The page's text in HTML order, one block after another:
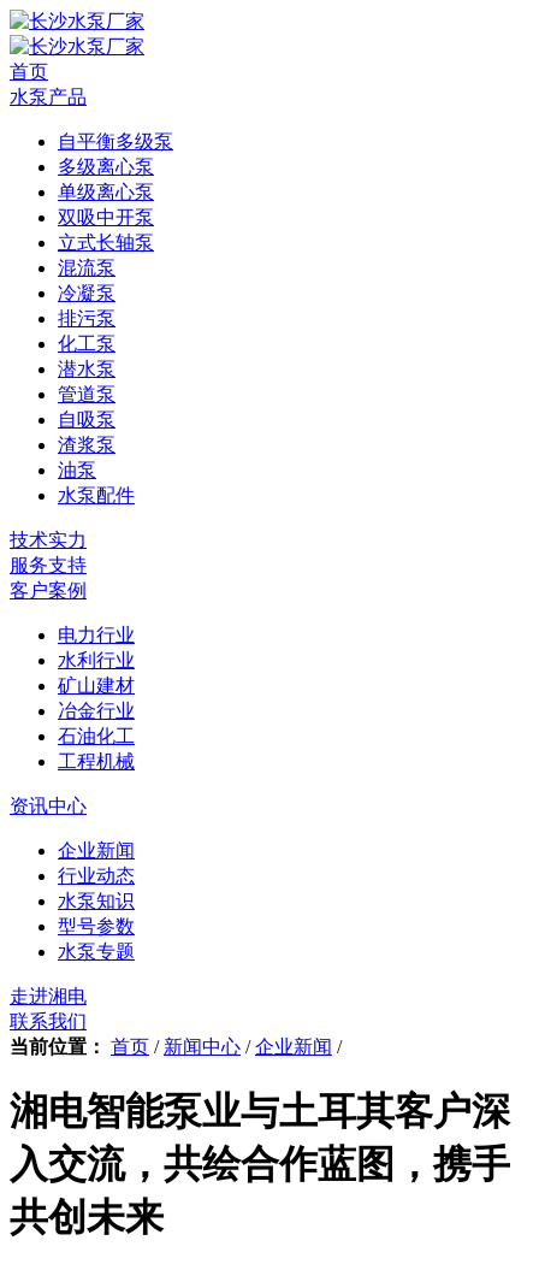
首页
水泵产品
自平衡多级泵
多级离心泵
单级离心泵
双吸中开泵
立式长轴泵
混流泵
冷凝泵
排污泵
化工泵
潜水泵
管道泵
自吸泵
渣浆泵
油泵
水泵配件
技术实力
服务支持
客户案例
电力行业
水利行业
矿山建材
冶金行业
石油化工
工程机械
资讯中心
企业新闻
行业动态
水泵知识
型号参数
水泵专题
走进湘电
联系我们
当前位置： 首页 / 新闻中心 / 企业新闻 /
湘电智能泵业与土耳其客户深
入交流，共绘合作蓝图，携手
共创未来